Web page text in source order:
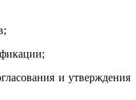
и утверждения